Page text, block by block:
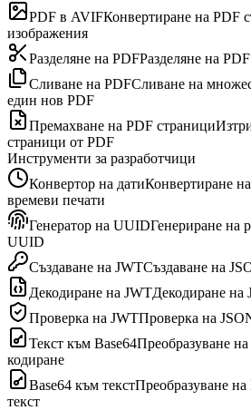
PDF в AVIFКонвертиране на PDF
изображения
Разделяне на PDFРазделяне на
Сливане на PDFСливане на
един нов PDF
Премахване на PDF страници
страници от PDF
Инструменти за разработчици
Конвертор на датиКонвертиране
времеви печати
Генератор на UUIDГенериране на
UUID
Създаване на JWTСъздаване на
Декодиране на JWTДекодиране на
Проверка на JWTПроверка на
Текст към Base64Преобразуване на
кодиране
Base64 към текстПреобразуване на
текст